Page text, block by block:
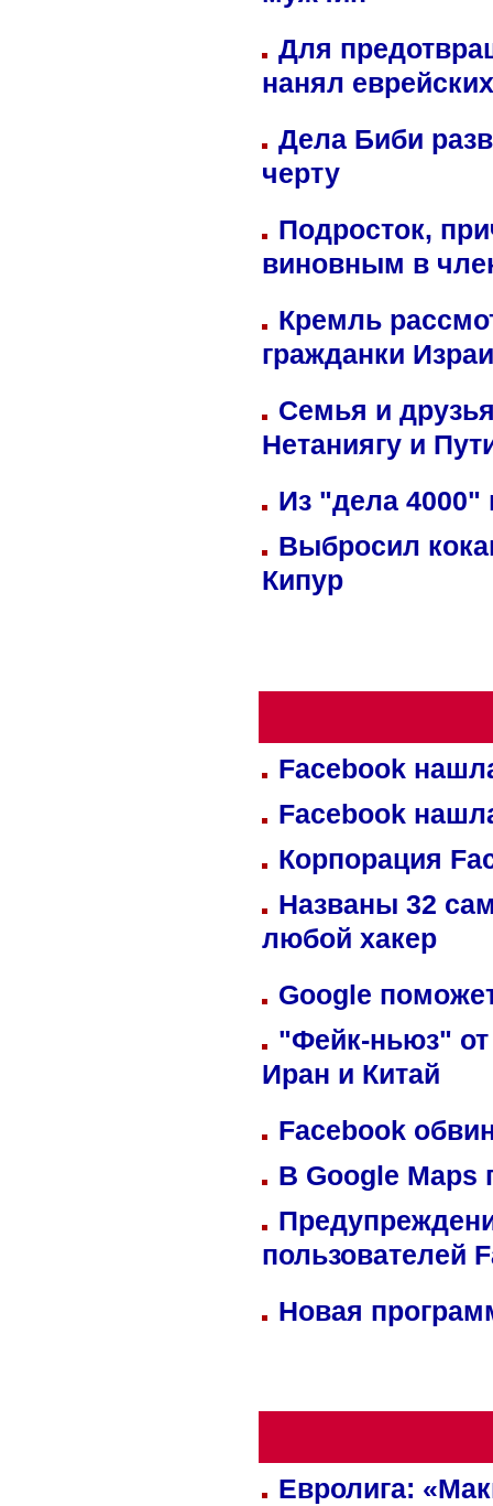
Для
нанял
Дела Биби
черту
Подросток,
виновным в
Кремль
гражданки
Семья и
Нетаниягу и
Из "дела 4000"
Выбросил
Кипур
Facebook
Facebook
Корпорация
Названы 32
любой хакер
Google
"Фейк-ньюз" от
Иран и Китай
Facebook
В Google Maps
пользователей
Новая
Евролига: